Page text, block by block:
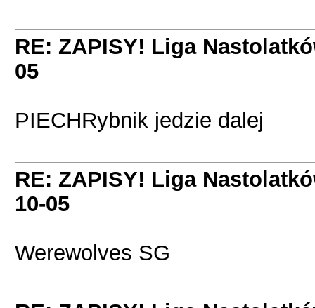
RE: ZAPISY! Liga
05
PIECHRybnik jedzie dalej
RE: ZAPISY! Liga
10-05
Werewolves SG